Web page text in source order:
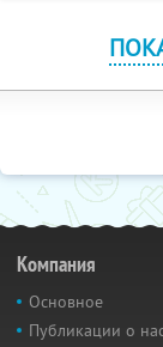
Компания
Основное
Публикации о